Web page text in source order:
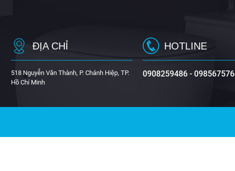
ĐỊA CHỈ
518 Nguyễn Văn Thành, P. Chánh Hiệp, TP.
Hồ Chí Minh
HOTLINE
0908259486 -